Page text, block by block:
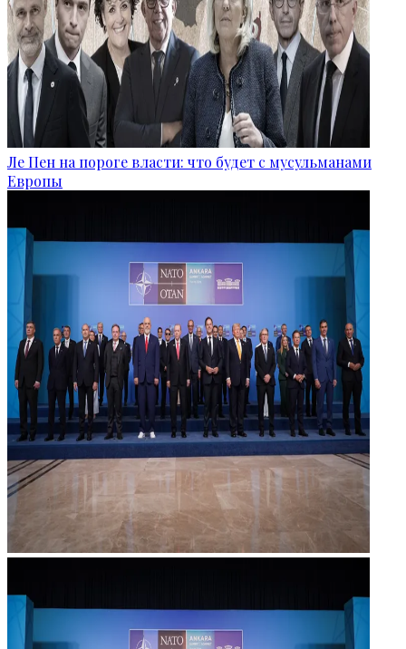
Ле Пен на пороге власти: что будет с мусульманами
Европы